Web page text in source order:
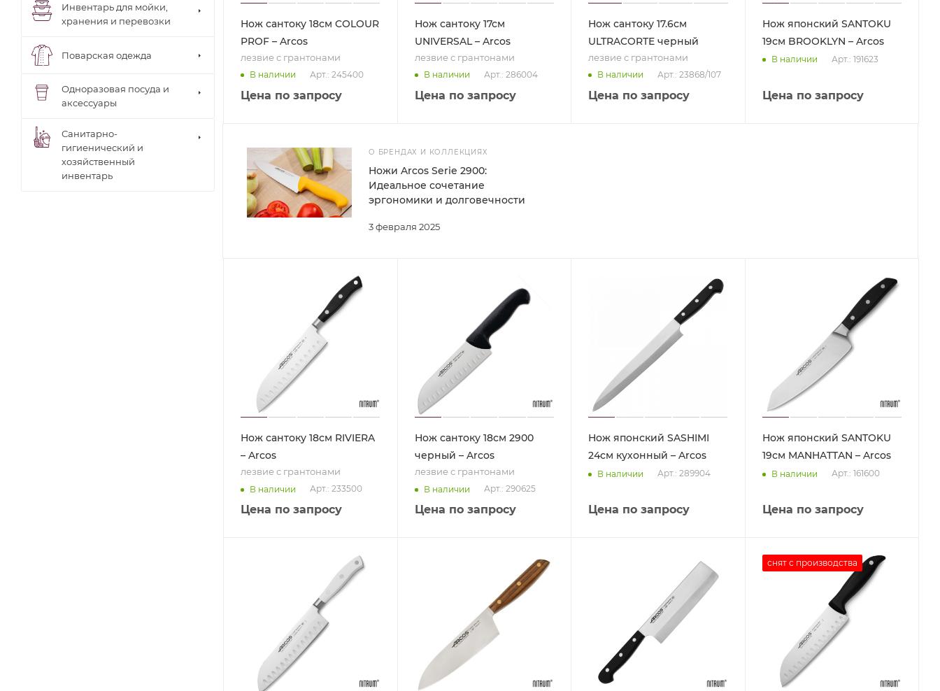
Нож сантоку 18см COLOUR
PROF – Arcos
лезвие с грантонами
В наличии Арт.: 245400
Цена по запросу
Нож сантоку 17см
UNIVERSAL – Arcos
лезвие с грантонами
В наличии Арт.: 286004
Цена по запросу
Нож сантоку 17.6см
ULTRACORTE черный
лезвие с грантонами
В наличии Арт.: 23868/107
Цена по запросу
Нож японский SANTOKU
19см BROOKLYN – Arcos
В наличии Арт.: 191623
Цена по запросу
О БРЕНДАХ И КОЛЛЕКЦИЯХ
3 февраля 2025
Ножи Arcos Serie 2900:
Идеальное сочетание
эргономики и долговечности
Нож сантоку 18см RIVIERA
– Arcos
лезвие с грантонами
В наличии Арт.: 233500
Цена по запросу
Нож сантоку 18см 2900
черный – Arcos
лезвие с грантонами
В наличии Арт.: 290625
Цена по запросу
Нож японский SASHIMI
24см кухонный – Arcos
В наличии Арт.: 289904
Цена по запросу
Нож японский SANTOKU
19см MANHATTAN – Arcos
В наличии Арт.: 161600
Цена по запросу
снят с производства
Инвентарь для мойки,
хранения и перевозки
Поварская одежда
Одноразовая посуда и
аксессуары
Санитарно-
гигиенический и
хозяйственный
инвентарь